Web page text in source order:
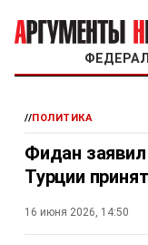
//ПОЛИТИКА
Фидан
Турции
16 июня 2026, 14:50